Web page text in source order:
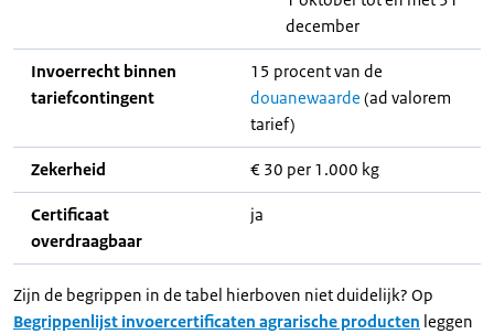
december
Invoerrecht binnen
tariefcontingent
15 procent van de
douanewaarde (ad valorem
tarief)
Zekerheid € 30 per 1.000 kg
Certificaat
overdraagbaar
ja
Zijn de begrippen in de tabel hierboven niet duidelijk? Op
Begrippenlijst invoercertificaten agrarische producten leggen